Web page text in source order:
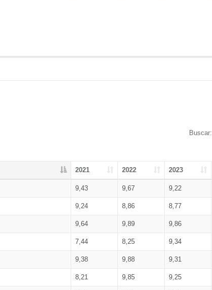
Buscar:
2021 2022 2023
9,43 9,67 9,22
9,24 8,86 8,77
9,64 9,89 9,86
7,44 8,25 9,34
9,38 9,88 9,31
8,21 9,85 9,25